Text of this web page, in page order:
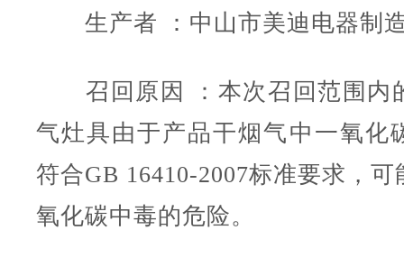
生产者 ：中山市美迪电器制
召回原因 ：本次召回范围内
气灶具由于产品干烟气中一氧化
符合GB 16410-2007标准要求，
氧化碳中毒的危险。